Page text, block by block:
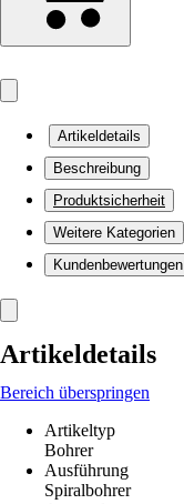
Artikeldetails
Beschreibung
Produktsicherheit
Weitere Kategorien
Kundenbewertungen
Artikeldetails
Bereich überspringen
Artikeltyp
Bohrer
Ausführung
Spiralbohrer